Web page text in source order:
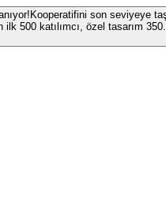
Kooperatifini son seviyeye
500 katılımcı, özel tasarım